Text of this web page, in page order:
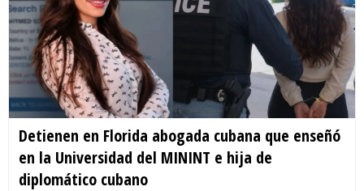
Detienen en Florida abogada cubana que enseñó
en la Universidad del MININT e hija de
diplomático cubano